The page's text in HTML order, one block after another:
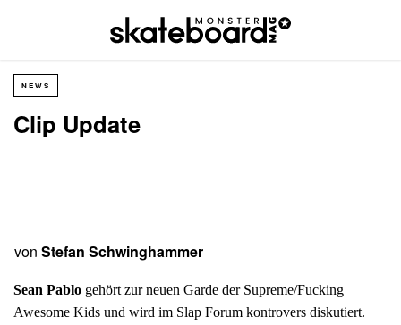
NEWS
Clip Update
von Stefan Schwinghammer
Sean Pablo gehört zur neuen Garde der Supreme/Fucking
Awesome Kids und wird im Slap Forum kontrovers diskutiert.